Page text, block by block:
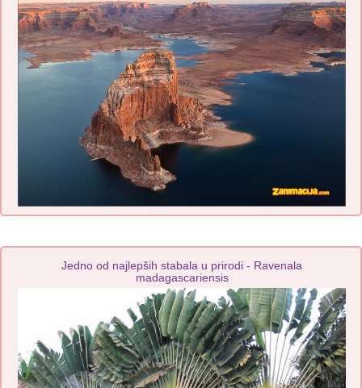
Jedno od najlepših stabala u prirodi - Ravenala
madagascariensis